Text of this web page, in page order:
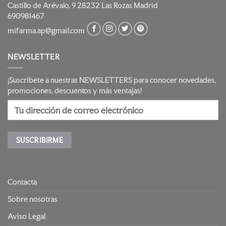
Castillo de Arévalo, 9 28232 Las Rozas Madrid
690981467
mifarma.ap@gmail.com
NEWSLETTER
¡Suscríbete a nuestras NEWSLETTERS para conocer novedades,
promociones, descuentos y más ventajas!
Contacta
Sobre nosotras
Aviso Legal